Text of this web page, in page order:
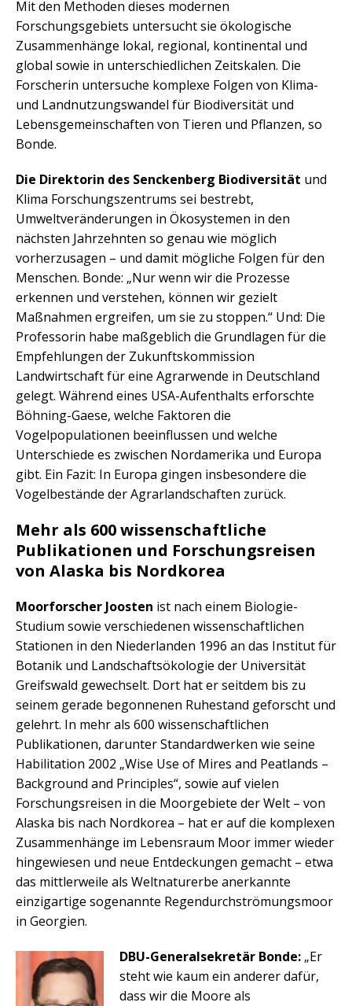
Mit den Methoden dieses modernen
Forschungsgebiets untersucht sie ökologische
Zusammenhänge lokal, regional, kontinental und
global sowie in unterschiedlichen Zeitskalen. Die
Forscherin untersuche komplexe Folgen von Klima-
und Landnutzungswandel für Biodiversität und
Lebensgemeinschaften von Tieren und Pflanzen, so
Bonde.
Die Direktorin des Senckenberg Biodiversität und
Klima Forschungszentrums sei bestrebt,
Umweltveränderungen in Ökosystemen in den
nächsten Jahrzehnten so genau wie möglich
vorherzusagen – und damit mögliche Folgen für den
Menschen. Bonde: „Nur wenn wir die Prozesse
erkennen und verstehen, können wir gezielt
Maßnahmen ergreifen, um sie zu stoppen.“ Und: Die
Professorin habe maßgeblich die Grundlagen für die
Empfehlungen der Zukunftskommission
Landwirtschaft für eine Agrarwende in Deutschland
gelegt. Während eines USA-Aufenthalts erforschte
Böhning-Gaese, welche Faktoren die
Vogelpopulationen beeinflussen und welche
Unterschiede es zwischen Nordamerika und Europa
gibt. Ein Fazit: In Europa gingen insbesondere die
Vogelbestände der Agrarlandschaften zurück.
Mehr als 600 wissenschaftliche
Publikationen und Forschungsreisen
von Alaska bis Nordkorea
Moorforscher Joosten ist nach einem Biologie-
Studium sowie verschiedenen wissenschaftlichen
Stationen in den Niederlanden 1996 an das Institut für
Botanik und Landschaftsökologie der Universität
Greifswald gewechselt. Dort hat er seitdem bis zu
seinem gerade begonnenen Ruhestand geforscht und
gelehrt. In mehr als 600 wissenschaftlichen
Publikationen, darunter Standardwerken wie seine
Habilitation 2002 „Wise Use of Mires and Peatlands –
Background and Principles“, sowie auf vielen
Forschungsreisen in die Moorgebiete der Welt – von
Alaska bis nach Nordkorea – hat er auf die komplexen
Zusammenhänge im Lebensraum Moor immer wieder
hingewiesen und neue Entdeckungen gemacht – etwa
das mittlerweile als Weltnaturerbe anerkannte
einzigartige sogenannte Regendurchströmungsmoor
in Georgien.
DBU-Generalsekretär Bonde: „Er
steht wie kaum ein anderer dafür,
dass wir die Moore als